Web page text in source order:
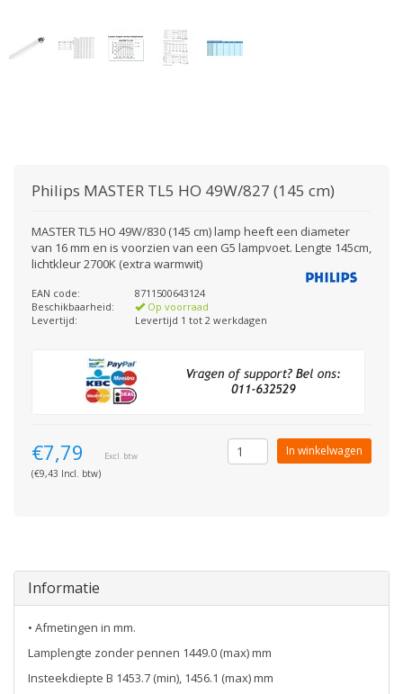
Philips MASTER TL5 HO 49W/827 (145 cm)
MASTER TL5 HO 49W/830 (145 cm) lamp heeft een diameter
van 16 mm en is voorzien van een G5 lampvoet. Lengte 145cm,
lichtkleur 2700K (extra warmwit)
EAN code:
8711500643124
Beschikbaarheid:
Op voorraad
Levertijd:
Levertijd 1 tot 2 werkdagen
€7,79 Excl. btw
(€9,43 Incl. btw)
In winkelwagen
Informatie
• Afmetingen in mm.
Lamplengte zonder pennen 1449.0 (max) mm
Insteekdiepte B 1453.7 (min), 1456.1 (max) mm